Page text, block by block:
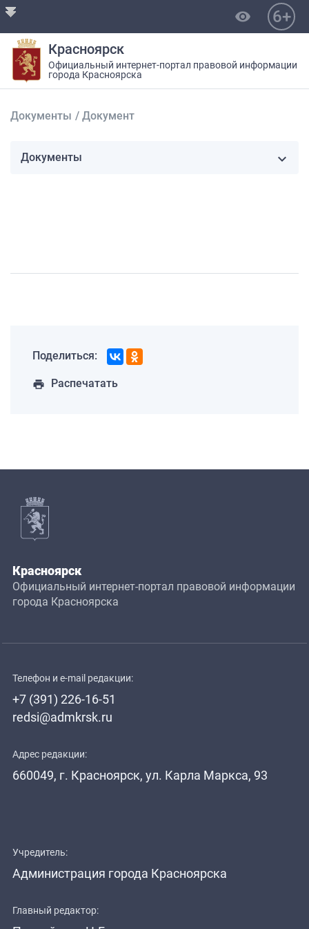
visibility 6+
Красноярск
Официальный интернет-портал правовой информации
города Красноярска
Документы / Документ
Документы
Поделиться:
print Распечатать
Красноярск
Официальный интернет-портал правовой информации
города Красноярска
Телефон и e-mail редакции:
+7 (391) 226-16-51
redsi@admkrsk.ru
Адрес редакции:
660049, г. Красноярск, ул. Карла Маркса, 93
Учредитель:
Администрация города Красноярска
Главный редактор: